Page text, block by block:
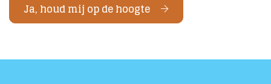
Ja, houd mij op de hoogte